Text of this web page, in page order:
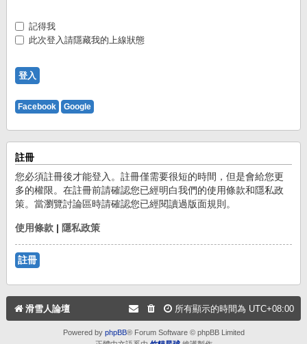
記得我
此次登入請隱藏我的上線狀態
Facebook Google
註冊
您必須註冊後才能登入。註冊僅需要很短的時間，但是會給您更
多的權限。在註冊前請確認您已經明白我們的使用條款和隱私政
策。當瀏覽討論區時請確認您已經閱讀過版面規則。
使用條款 | 隱私政策
註冊
滑雪人論壇 所有顯示的時間為 UTC+08:00
Powered by phpBB® Forum Software © phpBB Limited